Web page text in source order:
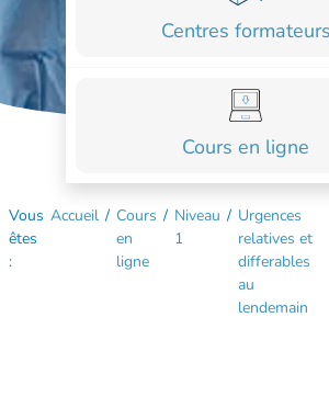
Centres formateurs
Cours en ligne
Vous
êtes
:
Accueil / Cours
en
ligne
/ Niveau
1
/ Urgences
relatives et
differables
au
lendemain
FORMATIONS
CONTACT